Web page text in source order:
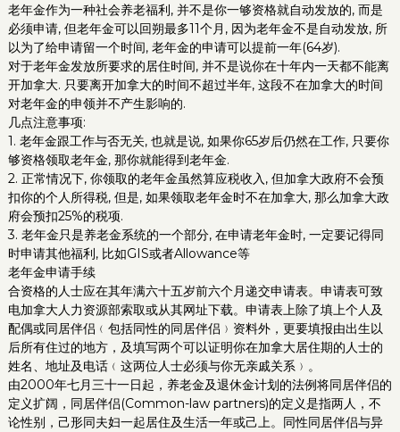
老年金作为一种社会养老福利, 并不是你一够资格就自动发放的, 而是
必须申请, 但老年金可以回朔最多11个月, 因为老年金不是自动发放, 所
以为了给申请留一个时间, 老年金的申请可以提前一年(64岁).
对于老年金发放所要求的居住时间, 并不是说你在十年内一天都不能离
开加拿大. 只要离开加拿大的时间不超过半年, 这段不在加拿大的时间
对老年金的申领并不产生影响的.
几点注意事项:
1. 老年金跟工作与否无关, 也就是说, 如果你65岁后仍然在工作, 只要你
够资格领取老年金, 那你就能得到老年金.
2. 正常情况下, 你领取的老年金虽然算应税收入, 但加拿大政府不会预
扣你的个人所得税, 但是, 如果领取老年金时不在加拿大, 那么加拿大政
府会预扣25%的税项.
3. 老年金只是养老金系统的一个部分, 在申请老年金时, 一定要记得同
时申请其他福利, 比如GIS或者Allowance等
老年金申请手续
合资格的人士应在其年满六十五岁前六个月递交申请表。申请表可致
电加拿大人力资源部索取或从其网址下载。申请表上除了填上个人及
配偶或同居伴侣﹙包括同性的同居伴侣﹚资料外，更要填报由出生以
后所有住过的地方，及填写两个可以证明你在加拿大居住期的人士的
姓名、地址及电话﹙这两位人士必须与你无亲戚关系﹚。
由2000年七月三十一日起，养老金及退休金计划的法例将同居伴侣的
定义扩阔，同居伴侣(Common-law partners)的定义是指两人，不
论性别，己形同夫妇一起居住及生活一年或己上。同性同居伴侣与异